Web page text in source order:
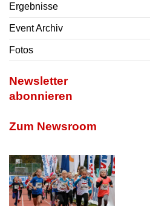
Ergebnisse
Event Archiv
Fotos
Newsletter
abonnieren
Zum Newsroom